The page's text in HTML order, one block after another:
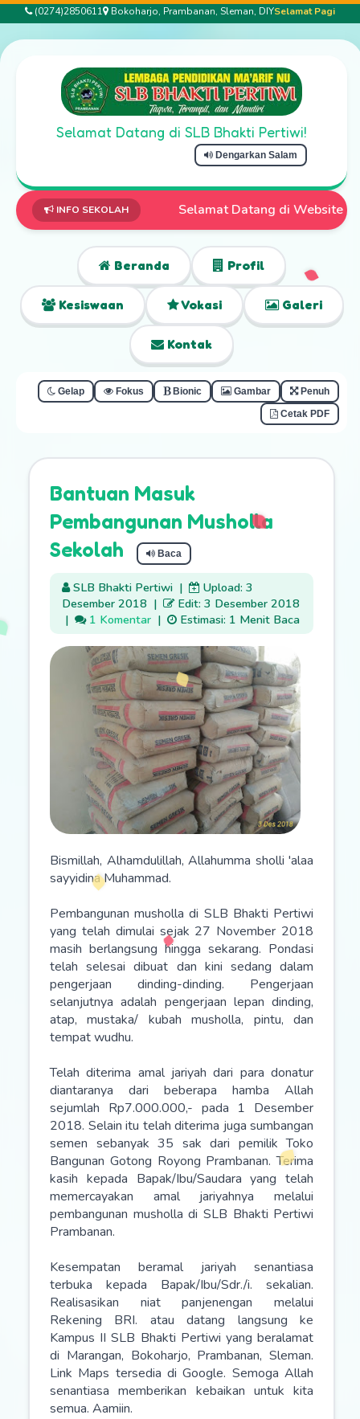
(0274)2850611 Bokoharjo, Prambanan, Sleman, DIYSelamat Pagi
Selamat Datang di SLB Bhakti Pertiwi!
Dengarkan Salam
INFO SEKOLAHSelamat Datang di Website Resmi SLB
Beranda Profil
Kesiswaan Vokasi Galeri
Kontak
Gelap Fokus Bionic Gambar
Penuh
Cetak PDF
Bantuan Masuk
Pembangunan Musholla
Sekolah
Baca
SLB Bhakti Pertiwi |
Upload: 3
Desember 2018 |
Edit: 3 Desember 2018
|
1 Komentar | Estimasi: 1 Menit Baca
Bismillah, Alhamdulillah, Allahumma sholli 'alaa
sayyidina Muhammad.
Pembangunan musholla di SLB Bhakti Pertiwi
yang telah dimulai sejak 27 November 2018
masih berlangsung hingga sekarang. Pondasi
telah selesai dibuat dan kini sedang dalam
pengerjaan dinding-dinding. Pengerjaan
selanjutnya adalah pengerjaan lepan dinding,
atap, mustaka/ kubah musholla, pintu, dan
tempat wudhu.
Telah diterima amal jariyah dari para donatur
diantaranya dari beberapa hamba Allah
sejumlah Rp7.000.000,- pada 1 Desember
2018. Selain itu telah diterima juga sumbangan
semen sebanyak 35 sak dari pemilik Toko
Bangunan Gotong Royong Prambanan. Terima
kasih kepada Bapak/Ibu/Saudara yang telah
memercayakan amal jariyahnya melalui
pembangunan musholla di SLB Bhakti Pertiwi
Prambanan.
Kesempatan beramal jariyah senantiasa
terbuka kepada Bapak/Ibu/Sdr./i. sekalian.
Realisasikan niat panjenengan melalui
Rekening BRI. atau datang langsung ke
Kampus II SLB Bhakti Pertiwi yang beralamat
di Marangan, Bokoharjo, Prambanan, Sleman.
Link Maps tersedia di Google. Semoga Allah
senantiasa memberikan kebaikan untuk kita
semua. Aamiin.